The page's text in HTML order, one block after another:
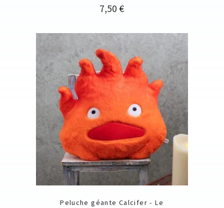
Prix
7,50 €
Peluche géante Calcifer - Le